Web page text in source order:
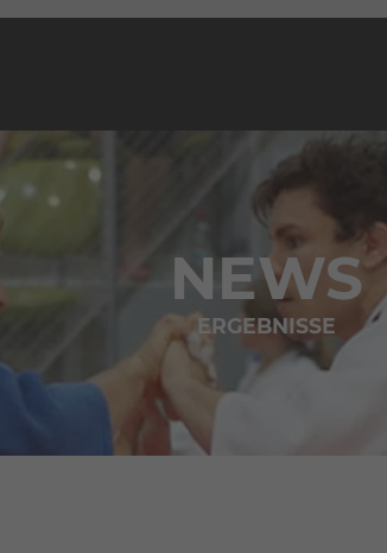
NEWS
ERGEBNISSE